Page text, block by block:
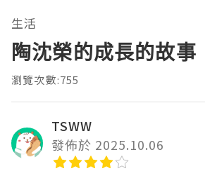
生活
陶沈榮的成長的故事
瀏覽次數:755
TSWW
發佈於 2025.10.06